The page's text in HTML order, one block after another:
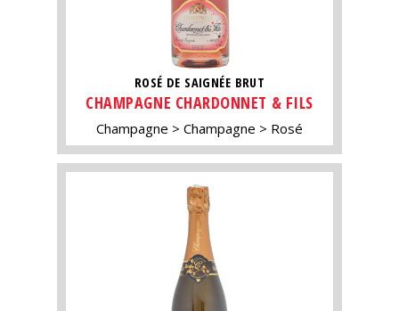
ROSÉ DE SAIGNÉE BRUT
CHAMPAGNE CHARDONNET & FILS
Champagne Champagne Rosé